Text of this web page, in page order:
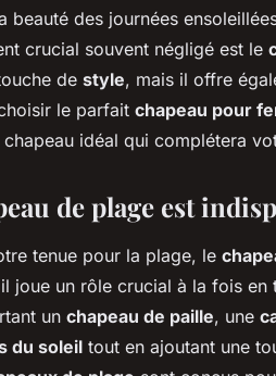
beauté des journées
crucial souvent négligé est le
de style, mais il offre
le parfait chapeau pour
idéal qui complétera
de plage est
tenue pour la plage, le
joue un rôle crucial à la fois en
un chapeau de paille, une
du soleil tout en ajoutant une